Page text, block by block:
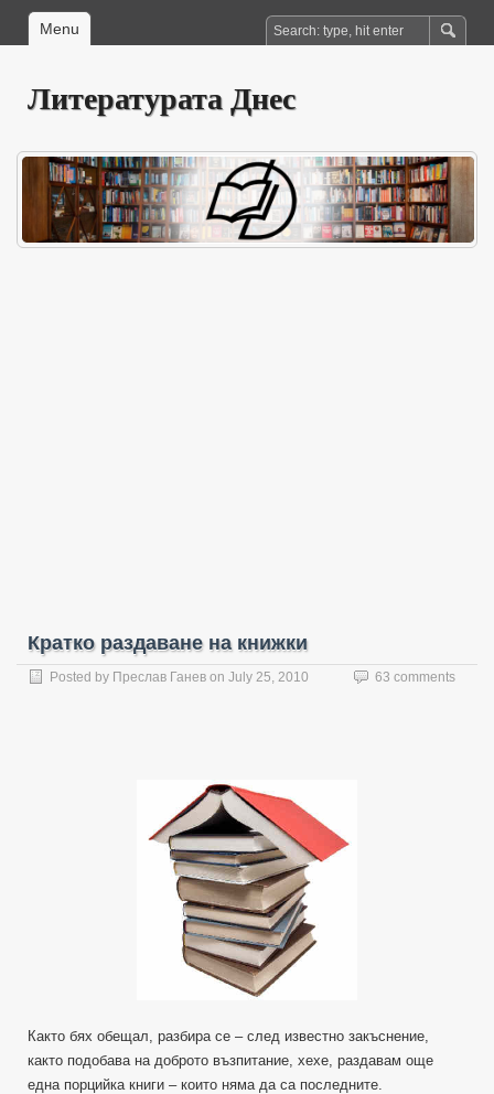
Menu
Литературата Днес
Кратко раздаване на книжки
Posted by Преслав Ганев on July 25, 2010 63 comments
Както бях обещал, разбира се – след известно закъснение,
както подобава на доброто възпитание, хехе, раздавам още
една порцийка книги – които няма да са последните.